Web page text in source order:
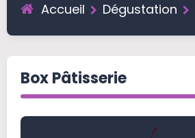
Accueil Dégustation
Box Pâtisserie